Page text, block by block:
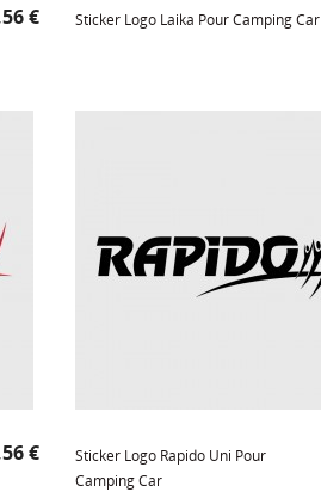
€ Sticker Logo Laika Pour Camping Car
€
Sticker Logo Rapido Uni Pour
Camping Car